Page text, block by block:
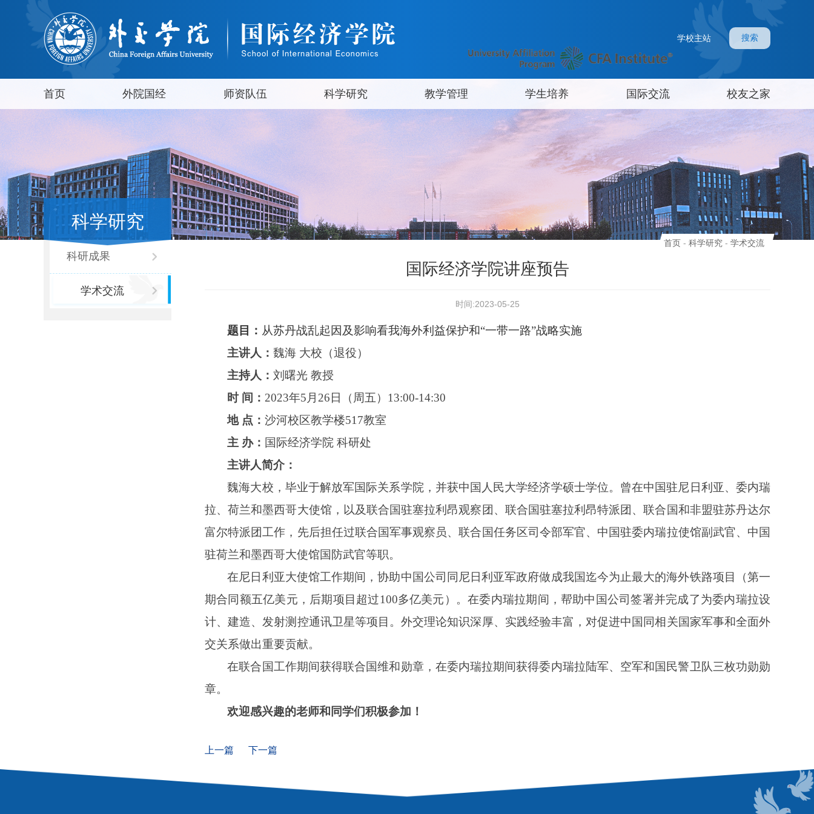
搜索
学校主站
首页 外院国经 师资队伍 科学研究 教学管理 学生培养 国际交流 校友之家
科学研究
科研成果
学术交流
首页 - 科学研究 - 学术交流
国际经济学院讲座预告
时间:2023-05-25
题目： 从苏丹战乱起因及影响看我海外利益保护和“一带一路”战略实施
主讲人：魏海 大校（退役）
主持人：刘曙光 教授
时 间： 2023年5 月 26 日（周 五） 13:00-14:30
地 点：沙河校区教学楼517教室
主 办： 国际经济学院 科研处
主讲人简介 ：
魏海大校， 毕业于解放军国际关系学院，并获中国人民大学经济学硕士学位。 曾在中国驻尼日利亚、委内瑞
拉、荷兰和墨西哥大使馆，以及联合国驻塞拉利昂观察团、联合国驻塞拉利昂特派团、联合国和非盟驻苏丹达尔
富尔特派团工作，先后担任过联合国军事观察员、联合国任务区司令部军官、 中国驻委内瑞拉使馆副武官、 中国
驻荷兰和墨西哥大使馆国防武官等职。
在尼日利亚大使馆工作期间，协助中国公司同尼日利亚军政府做成我国迄今为止最大的海外铁路项目（第一
期合同额五亿美元，后期项目超过100多亿美元）。在委内瑞拉期间，帮助中国公司签署并完成了为委内瑞拉设
计、建造、 发射测控通讯卫星等项目。外交理论知识深厚、实践经验丰富，对促进中国同相关国家军事和全面外
交关系做出重要贡献。
在联合国工作期间获得联合国维和勋章，在委内瑞拉期间获得委内瑞拉陆军、 空军和国民警卫队三枚功勋勋
章。
欢迎感兴趣的老师和同学们积极参加！
上一篇 下一篇